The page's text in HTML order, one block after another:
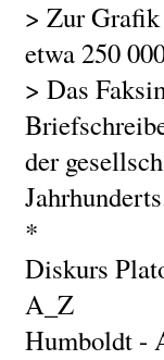
> Zur
etwa 250
> Das
der
*
Diskurs
A_Z
Humboldt -